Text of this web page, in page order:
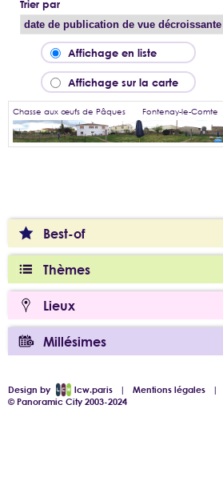
Best-of
Thèmes
Lieux
Millésimes
Trier par
Affichage en liste
Affichage sur la carte
Chasse aux œufs de Pâques Fontenay-le-Comte
Design by lcw.paris |Mentions légales |
© Panoramic City 2003-2024